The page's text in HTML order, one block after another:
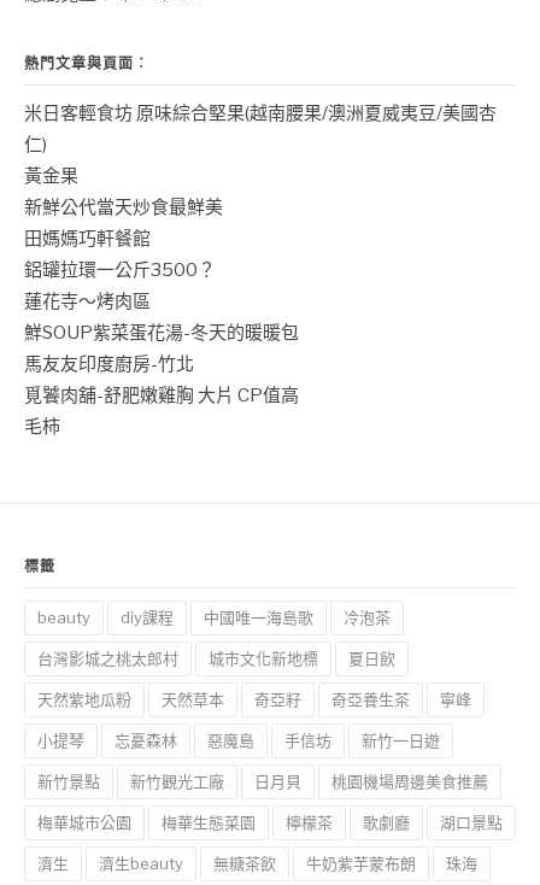
熱門文章與頁面︰
米日客輕食坊 原味綜合堅果(越南腰果/澳洲夏威夷豆/美國杏
仁)
黃金果
新鮮公代當天炒食最鮮美
田媽媽巧軒餐館
鋁罐拉環一公斤3500？
蓮花寺～烤肉區
鮮SOUP紫菜蛋花湯-冬天的暖暖包
馬友友印度廚房-竹北
覓饕肉舖-舒肥嫩雞胸 大片 CP值高
毛柿
標籤
beauty diy課程 中國唯一海島歌 冷泡茶
台灣影城之桃太郎村 城市文化新地標 夏日飲
天然紫地瓜粉 天然草本 奇亞籽 奇亞養生茶 寧峰
小提琴 忘憂森林 惡魔島 手信坊 新竹一日遊
新竹景點 新竹觀光工廠 日月貝 桃園機場周邊美食推薦
梅華城市公園 梅華生態菜園 檸檬茶 歌劇廳 湖口景點
濟生 濟生beauty 無糖茶飲 牛奶紫芋蒙布朗 珠海